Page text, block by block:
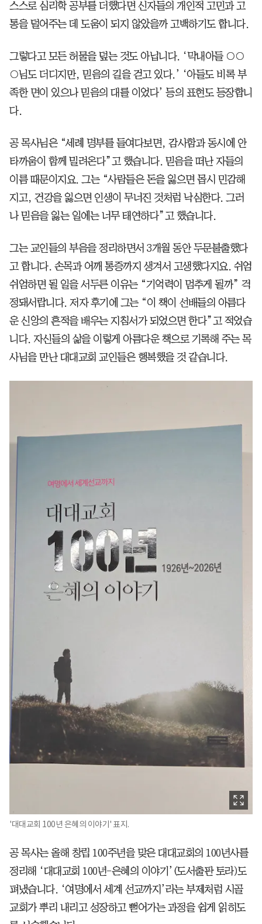
스스로 심리학 공부를 더했다면 신자들의 개인적 고민과 고
통을 덜어주는 데 도움이 되지 않았을까 고백하기도 합니다.
그렇다고 모든 허물을 덮는 것도 아닙니다. ‘막내아들 ○○
○님도 더디지만, 믿음의 길을 걷고 있다.’ ‘아들도 비록 부
족한 면이 있으나 믿음의 대를 이었다’ 등의 표현도 등장합니
다.
공 목사님은 “세례 명부를 들여다보면, 감사함과 동시에 안
타까움이 함께 밀려온다”고 했습니다. 믿음을 떠난 자들의
이름 때문이지요. 그는 “사람들은 돈을 잃으면 몹시 민감해
지고, 건강을 잃으면 인생이 무너진 것처럼 낙심한다. 그러
나 믿음을 잃는 일에는 너무 태연하다”고 했습니다.
그는 교인들의 부음을 정리하면서 3개월 동안 두문불출했다
고 합니다. 손목과 어깨 통증까지 생겨서 고생했다지요. 쉬엄
쉬엄하면 될 일을 서두른 이유는 “기억력이 멈추게 될까” 걱
정돼서랍니다. 저자 후기에 그는 “이 책이 선배들의 아름다
운 신앙의 흔적을 배우는 지침서가 되었으면 한다”고 적었습
니다. 자신들의 삶을 이렇게 아름다운 책으로 기록해 주는 목
사님을 만난 대대교회 교인들은 행복했을 것 같습니다.
'대대교회 100년 은혜의 이야기' 표지.
공 목사는 올해 창립 100주년을 맞은 대대교회의 100년사를
정리해 ‘대대교회 100년-은혜의 이야기’(도서출판 토라)도
펴냈습니다. ‘여명에서 세계 선교까지’라는 부제처럼 시골
교회가 뿌리 내리고 성장하고 뻗어가는 과정을 쉽게 읽히도